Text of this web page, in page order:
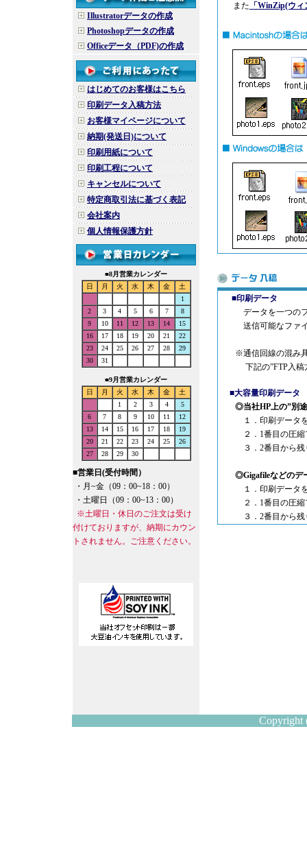
Illustratorデータの作成
Photoshopデータの作成
Officeデータ（PDF)の作成
はじめてのお客様はこちら
印刷データ入稿方法
お客様マイページについて
納期(発送日)について
印刷用紙について
印刷工程について
キャンセルについて
特定商取引法に基づく表記
会社案内
個人情報保護方針
■8月営業カレンダー
日
月 火 水 木 金
土
1
2
3 4 5 6 7
8
9
10 11 12 13 14
15
16
17 18 19 20 21
22
23
24 25 26 27 28
29
30
31
■9月営業カレンダー
日
月 火 水 木 金
土
1
2 3 4
5
6
7 8 9 10 11
12
13
14 15 16 17 18
19
20
21 22 23 24 25
26
27
28 29 30
■営業日(受付時間）
・月~金（09：00~18：00）
・土曜日（09：00~13：00）
※土曜日・休日のご注文は受け
付けておりますが、納期にカウン
トされません。ご注意ください。
また 「WinZip(ウ
■印刷データ
データを一つのフォ
送信可能なファイル
※通信回線の混み具
下記の”FTP入稿方
■大容量印刷データ
◎当社HP上の”別
１．印刷データを２
２．1番目の圧縮フ
３．2番目から残り
◎Gigafileなどのデ
１．印刷データを２
２．1番目の圧縮フ
３．2番目から残り
Copyright